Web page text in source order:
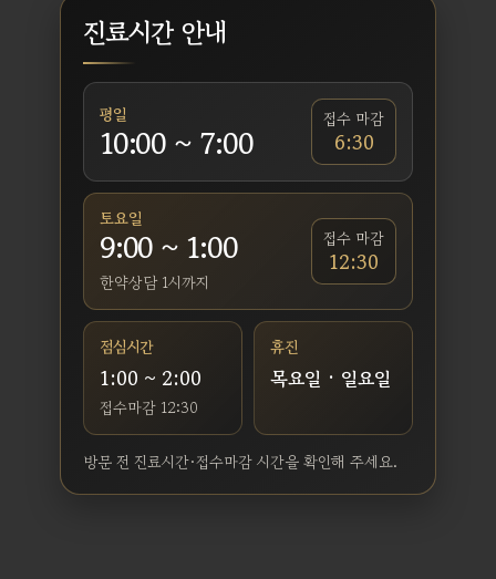
진료시간 안내
평일
10:00 ~ 7:00
접수 마감
6:30
토요일
9:00 ~ 1:00
한약상담 1시까지
접수 마감
12:30
점심시간
1:00 ~ 2:00
접수마감 12:30
휴진
목요일 · 일요일
방문 전 진료시간·접수마감 시간을 확인해 주세요.